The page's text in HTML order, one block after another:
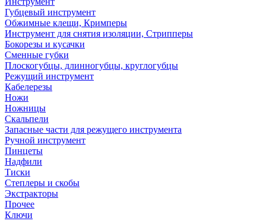
Губцевый инструмент
Обжимные клещи, Кримперы
Инструмент для снятия изоляции, Стрипперы
Бокорезы и кусачки
Сменные губки
Плоскогубцы, длинногубцы, круглогубцы
Режущий инструмент
Кабелерезы
Ножи
Ножницы
Скальпели
Запасные части для режущего инструмента
Ручной инструмент
Пинцеты
Надфили
Тиски
Степлеры и скобы
Экстракторы
Прочее
Ключи